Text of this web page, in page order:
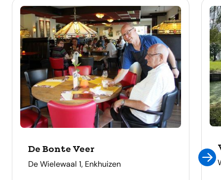
De Bonte Veer
adres
De Wielewaal 1, Enkhuizen